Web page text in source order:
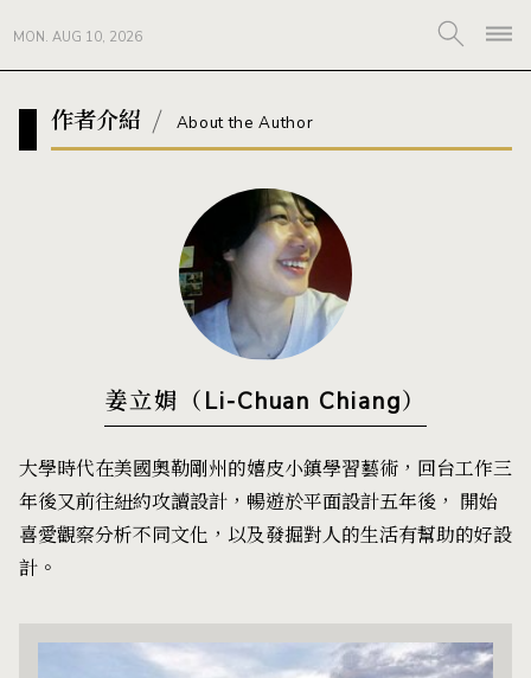
MON. AUG 10, 2026
作者介紹 About the Author
姜立娟（Li-Chuan Chiang）
大學時代在美國奧勒剛州的嬉皮小鎮學習藝術，回台工作三
年後又前往紐約攻讀設計，暢遊於平面設計五年後， 開始
喜愛觀察分析不同文化，以及發掘對人的生活有幫助的好設
計。